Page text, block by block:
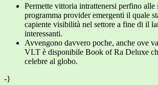
Permette vittoria intrattenersi perfino alle
programma provider emergenti il quale
capiente visibilità nel settore a fine di il
interessanti.
Avvengono davvero poche, anche ove
VLT è disponibile Book of Ra Deluxe
celebre al globo.
-}